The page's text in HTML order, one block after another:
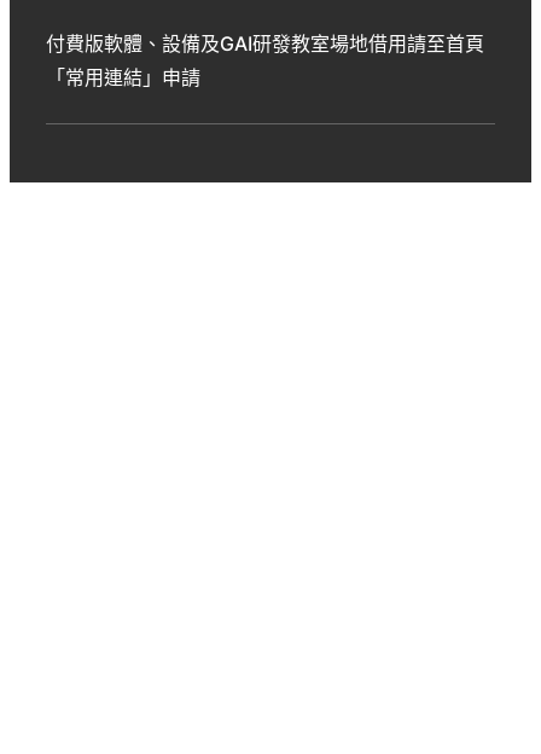
付費版軟體、設備及GAI研發教室場地借用請至首頁
「常用連結」申請